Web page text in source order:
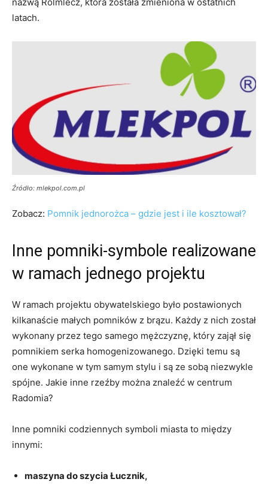
latach.
Źródło: mlekpol.com.pl
Zobacz: Pomnik jednorożca – gdzie jest i ile kosztował?
Inne pomniki-symbole realizowane
w ramach jednego projektu
W ramach projektu obywatelskiego było postawionych
kilkanaście małych pomników z brązu. Każdy z nich został
wykonany przez tego samego mężczyznę, który zajął się
pomnikiem serka homogenizowanego. Dzięki temu są
one wykonane w tym samym stylu i są ze sobą niezwykle
spójne. Jakie inne rzeźby można znaleźć w centrum
Radomia?
Inne pomniki codziennych symboli miasta to między
innymi:
maszyna do szycia Łucznik,